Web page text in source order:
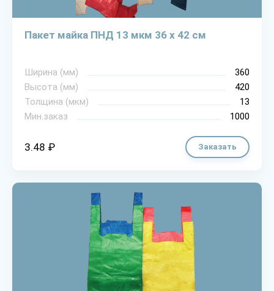
Пакет майка ПНД 13 мкм 36 х 42 см
Ширина (мм)
360
Высота (мм)
420
Толщина (мкм)
13
Мин.заказ
1000
3.48 ₽ Заказать